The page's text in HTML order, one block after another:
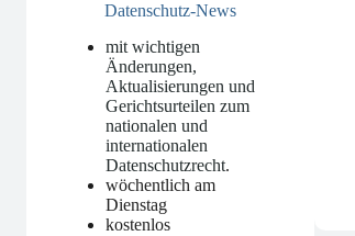
Datenschutz-News
mit wichtigen
Änderungen,
Aktualisierungen und
Gerichtsurteilen zum
nationalen und
internationalen
Datenschutzrecht.
wöchentlich am
Dienstag
kostenlos